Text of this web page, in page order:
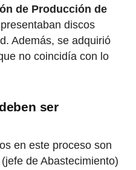
de Producción de
discos
Además, se adquirió
no coincidía con lo
ser
en este proceso son
(jefe de Abastecimiento)